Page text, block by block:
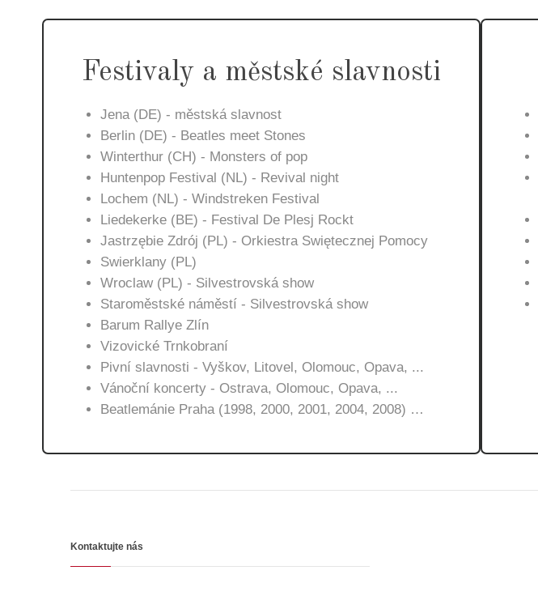
Festivaly a městské slavnosti
Jena (DE) - městská slavnost
Berlin (DE) - Beatles meet Stones
Winterthur (CH) - Monsters of pop
Huntenpop Festival (NL) - Revival night
Lochem (NL) - Windstreken Festival
Liedekerke (BE) - Festival De Plesj Rockt
Jastrzębie Zdrój (PL) - Orkiestra Swiętecznej Pomocy
Swierklany (PL)
Wroclaw (PL) - Silvestrovská show
Staroměstské náměstí - Silvestrovská show
Barum Rallye Zlín
Vizovické Trnkobraní
Pivní slavnosti - Vyškov, Litovel, Olomouc, Opava, ...
Vánoční koncerty - Ostrava, Olomouc, Opava, ...
Beatlemánie Praha (1998, 2000, 2001, 2004, 2008) …
Kontaktujte nás